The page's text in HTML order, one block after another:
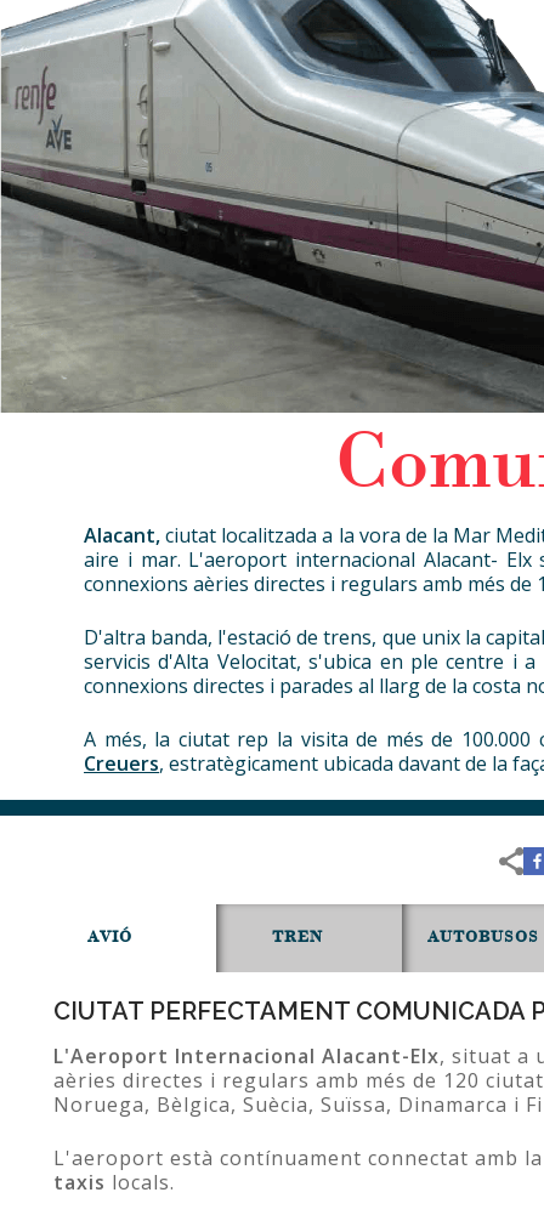
Search
Alacant,ciutat localitzada a la vora de la Mar
aire i mar. L'aeroport internacional Alacant-
connexions aèries directes i regulars amb més de
D'altra banda, l'estació de trens, que unix la
servicis d'Alta Velocitat, s'ubica en ple centre i
connexions directes i parades al llarg de la costa
A més, la ciutat rep la visita de més de
Creuers, estratègicament ubicada davant de la
AVIÓ TREN AUTOBUSOS
CIUTAT PERFECTAMENT COMUNICADA
L'Aeroport Internacional Alacant-Elx, situat a
aèries directes i regulars amb més de 120
Noruega, Bèlgica, Suècia, Suïssa, Dinamarca i
L'aeroport està contínuament connectat amb
taxis locals.